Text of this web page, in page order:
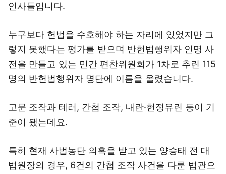
인사들입니다.
누구보다 헌법을 수호해야 하는 자리에 있었지만 그
렇지 못했다는 평가를 받으며 반헌법행위자 인명 사
전을 만들고 있는 민간 편찬위원회가 1차로 추린 115
명의 반헌법행위자 명단에 이름을 올렸습니다.
고문 조작과 테러, 간첩 조작, 내란·헌정유린 등이 기
준이 됐는데요.
특히 현재 사법농단 의혹을 받고 있는 양승태 전 대
법원장의 경우, 6건의 간첩 조작 사건을 다룬 법관으